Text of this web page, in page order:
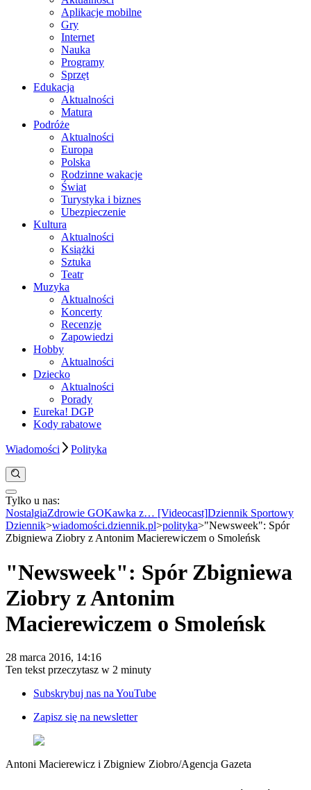
Aplikacje mobilne
Gry
Internet
Nauka
Programy
Sprzęt
Edukacja
Aktualności
Matura
Podróże
Aktualności
Europa
Polska
Rodzinne wakacje
Świat
Turystyka i biznes
Ubezpieczenie
Kultura
Aktualności
Książki
Sztuka
Teatr
Muzyka
Aktualności
Koncerty
Recenzje
Zapowiedzi
Hobby
Aktualności
Dziecko
Aktualności
Porady
Eureka! DGP
Kody rabatowe
Wiadomości Polityka
Anuluj
Wiadomości
Kraj
Świat
Ciekawostki
Aktualności
Emerytury
Finanse
Twoje finanse
Finanse
Auto
Aktualności
Auta ekologiczne
Drogi
Tylko u nas:
NostalgiaZdrowie GOKawka z… [Videocast]Dziennik Sportowy
Dziennik>wiadomości.dziennik.pl>polityka>"Newsweek": Spór
Zbigniewa Ziobry z Antonim Macierewiczem o Smoleńsk
"Newsweek": Spór Zbigniewa
Ziobry z Antonim
Macierewiczem o Smoleńsk
28 marca 2016, 14:16
Ten tekst przeczytasz w 2 minuty
Subskrybuj nas na YouTube
Zapisz się na newsletter
Antoni Macierewicz i Zbigniew Ziobro/Agencja Gazeta